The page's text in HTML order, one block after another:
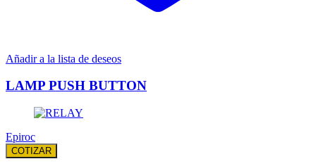
Añadir a la lista de deseos
LAMP PUSH BUTTON
Epiroc
COTIZAR